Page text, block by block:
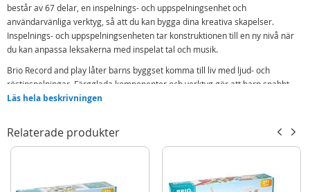
består av 67 delar, en inspelnings- och uppspelningsenhet och
användarvänliga verktyg, så att du kan bygga dina kreativa skapelser.
Inspelnings- och uppspelningsenheten tar konstruktionen till en ny nivå när
du kan anpassa leksakerna med inspelat tal och musik.
Brio Record and play låter barns byggset komma till liv med ljud- och
röstinspelningar. Färgglada komponenter och verktyg gör att barn snabbt
kan bygga coola leksaker som fordon och robotar. Lägg till den batteridrivna
Innehåller:
Inspelnings- och uppspelningsenhet
Verktyg
Läs hela beskrivningen
Relaterade produkter